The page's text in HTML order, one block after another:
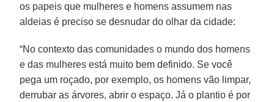
os papeis que mulheres e homens assumem nas
aldeias é preciso se desnudar do olhar da cidade:
“No contexto das comunidades o mundo dos homens
e das mulheres está muito bem definido. Se você
pega um roçado, por exemplo, os homens vão limpar,
derrubar as árvores, abrir o espaço. Já o plantio é por